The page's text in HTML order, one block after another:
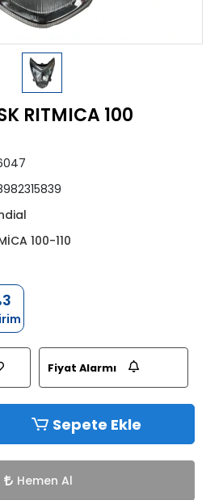
RITMICA 100
100-110
Fiyat Alarmı
Sepete Ekle
Hemen Al